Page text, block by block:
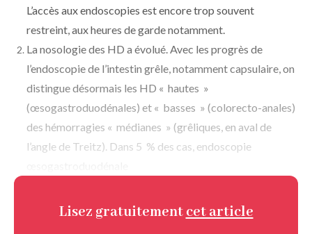
L’accès aux endoscopies est encore trop souvent
restreint, aux heures de garde notamment.
La nosologie des HD a évolué. Avec les progrès de
l’endoscopie de l’intestin grêle, notamment capsulaire, on
distingue désormais les HD « hautes »
(œsogastroduodénales) et « basses » (colorecto-anales)
des hémorragies « médianes » (grêliques, en aval de
l’angle de Treitz). Dans 5 % des cas, endoscopie
Lisez gratuitement cet article